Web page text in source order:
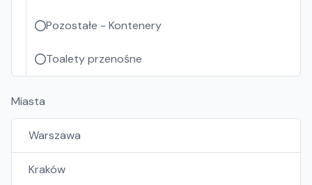
Pozostałe - Kontenery
Toalety przenośne
Miasta
Warszawa
Kraków